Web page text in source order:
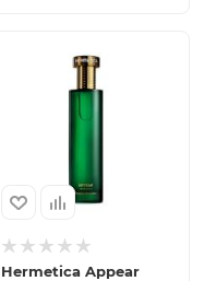
Hermetica Appear